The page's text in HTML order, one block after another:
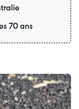
70 ans